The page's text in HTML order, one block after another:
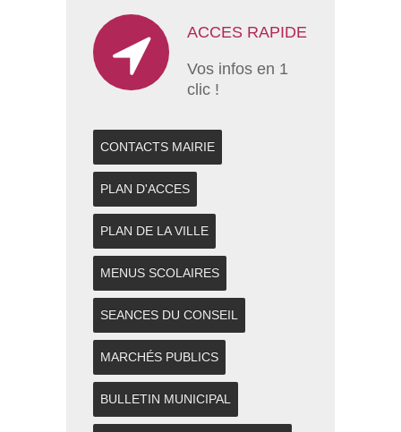
ACCES RAPIDE
Vos infos en 1
clic !
CONTACTS MAIRIE
PLAN D'ACCES
PLAN DE LA VILLE
MENUS SCOLAIRES
SEANCES DU CONSEIL
MARCHÉS PUBLICS
BULLETIN MUNICIPAL